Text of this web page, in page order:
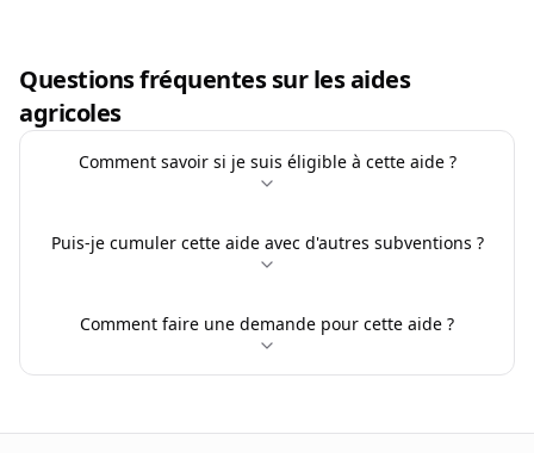
Questions fréquentes sur les aides
agricoles
Comment savoir si je suis éligible à cette aide ?
Puis-je cumuler cette aide avec d'autres subventions ?
Comment faire une demande pour cette aide ?